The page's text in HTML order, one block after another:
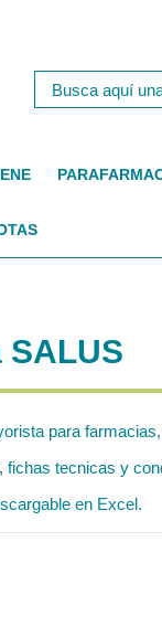
para
tecnicas y
en Excel.